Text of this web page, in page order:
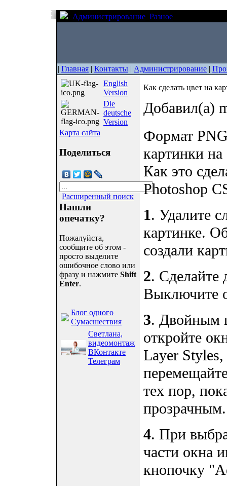
Администрирование Разное
| Главная | Контакты | Администрирование |
English
Version
Die
deutsche
Version
Карта сайта
Поделиться
Расширенный поиск
Нашли
опечатку?
Пожалуйста,
сообщите об этом -
просто выделите
ошибочное слово или
фразу и нажмите Shift
Enter.
Блог одного
Сумасшествия
Светлана,
видеомонтаж
ВКонтакте
Телеграм
Как сделать цвет на
Добавил(а)
Формат
картинки на
Как это
Photoshop
1. Удалите
картинке.
создали
2. Сделайте
Выключите
3. Двойным
откройте
Layer
тех пор,
прозрачным.
4. При
части окна
кнопочку